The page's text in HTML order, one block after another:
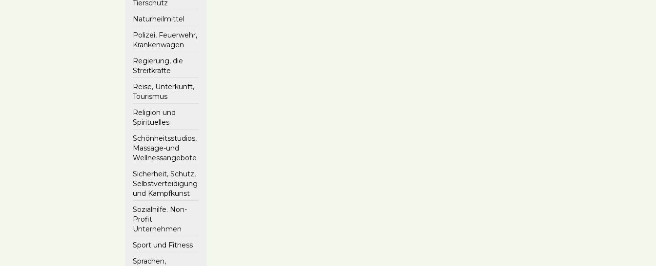
Tierschutz
Naturheilmittel
Polizei, Feuerwehr,
Krankenwagen
Regierung, die
Streitkräfte
Reise, Unterkunft,
Tourismus
Religion und
Spirituelles
Schönheitsstudios,
Massage-und
Wellnessangebote
Sicherheit, Schutz,
Selbstverteidigung
und Kampfkunst
Sozialhilfe. Non-
Profit
Unternehmen
Sport und Fitness
Sprachen,